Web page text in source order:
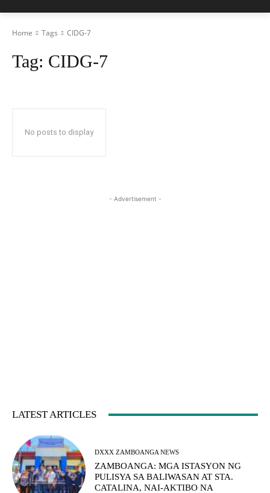
Home Tags CIDG-7
Tag: CIDG-7
No posts to display
- Advertisement -
LATEST ARTICLES
DXXX ZAMBOANGA NEWS
ZAMBOANGA: MGA ISTASYON NG
PULISYA SA BALIWASAN AT STA.
CATALINA, NAI-AKTIBO NA